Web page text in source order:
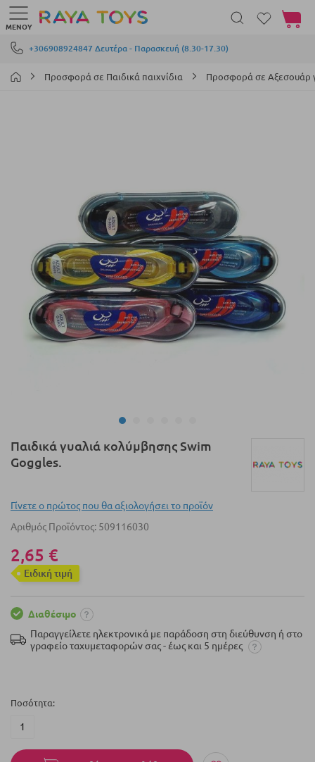
Μετάβαση στο περιεχόμενο
+306908924847 Δευτέρα - Παρασκευή (8.30-17.30)
ΜΕΝΟΎ
Το
Προσφορά σε Παιδικά παιχνίδια Προσφορά σε Αξεσουάρ
Μετάβαση
στην
αρχή
συλλογής
Παιδικά γυαλιά κολύμβησης Swim
Goggles.
Γίνετε ο πρώτος που θα αξιολογήσει το προϊόν
Αριθμός Προϊόντος 509116030
2,65 €
Eιδική τιμή
Διαθέσιμο
Παραγγείλετε ηλεκτρονικά με παράδοση στη διεύθυνση ή στο
γραφείο ταχυμεταφορών σας - έως και 5 ημέρες
Ποσότητα